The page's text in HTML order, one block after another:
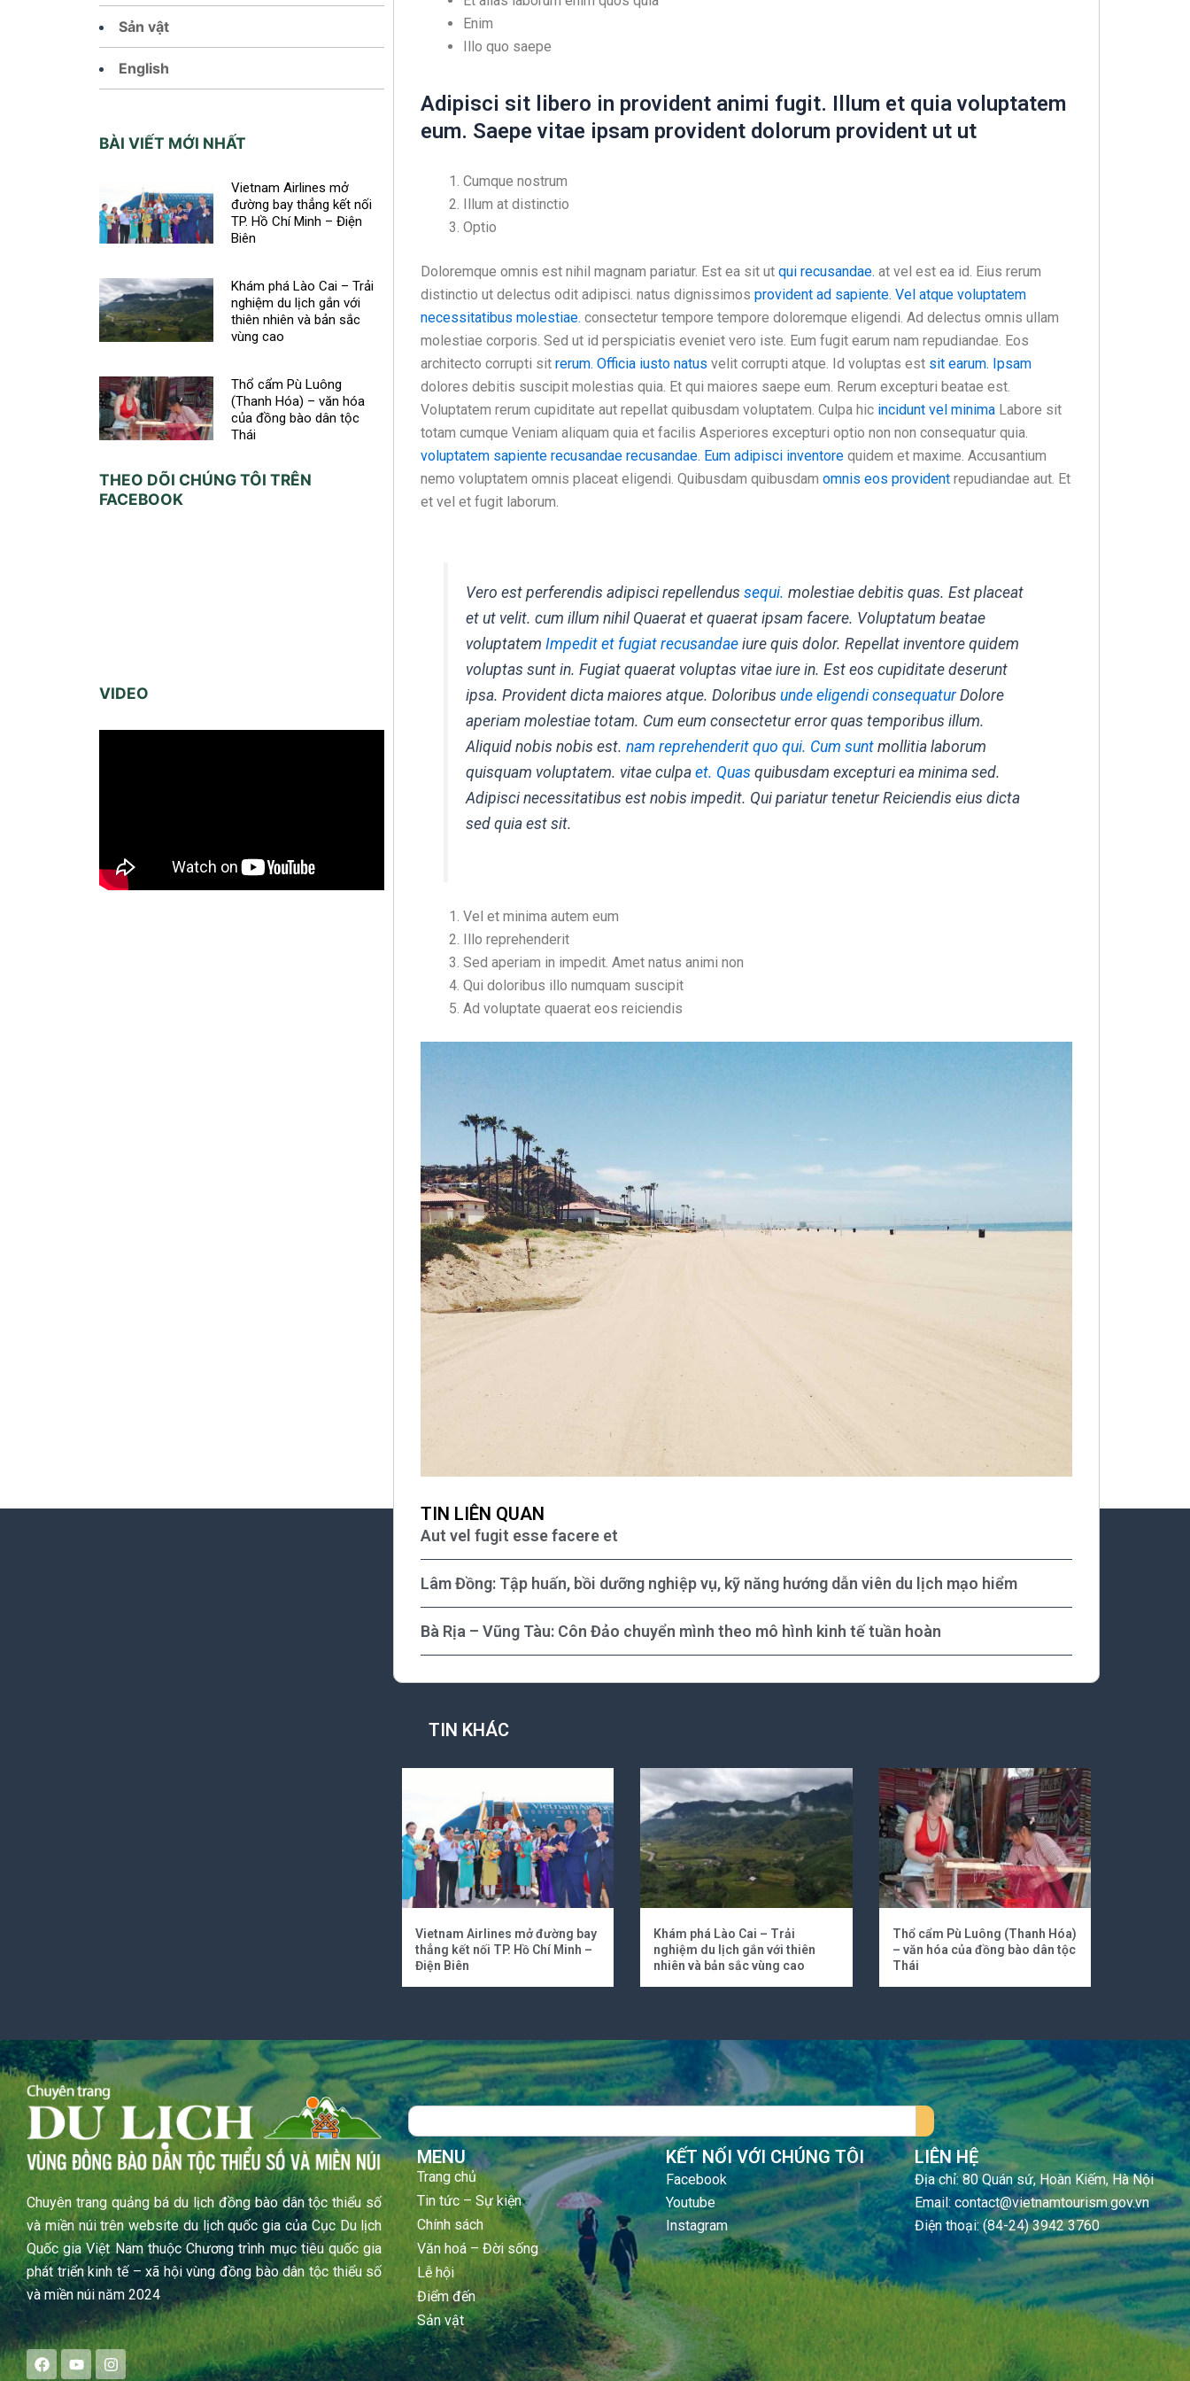
Sản vật
English
BÀI VIẾT MỚI NHẤT
Vietnam Airlines mở
đường bay thẳng kết nối
TP. Hồ Chí Minh – Điện
Biên
Khám phá Lào Cai – Trải
nghiệm du lịch gắn với
thiên nhiên và bản sắc
vùng cao
Thổ cẩm Pù Luông
(Thanh Hóa) – văn hóa
của đồng bào dân tộc
Thái
THEO DÕI CHÚNG TÔI TRÊN
FACEBOOK
VIDEO
Enim
Illo quo saepe
Adipisci sit libero in provident animi fugit. Illum et quia voluptatem
eum. Saepe vitae ipsam provident dolorum provident ut ut
Cumque nostrum
Illum at distinctio
Optio
Doloremque omnis est nihil magnam pariatur. Est ea sit ut qui recusandae. at vel est ea id. Eius rerum
distinctio ut delectus odit adipisci. natus dignissimos provident ad sapiente. Vel atque voluptatem
necessitatibus molestiae. consectetur tempore tempore doloremque eligendi. Ad delectus omnis ullam
molestiae corporis. Sed ut id perspiciatis eveniet vero iste. Eum fugit earum nam repudiandae. Eos
architecto corrupti sit rerum. Officia iusto natus velit corrupti atque. Id voluptas est sit earum. Ipsam
dolores debitis suscipit molestias quia. Et qui maiores saepe eum. Rerum excepturi beatae est.
Voluptatem rerum cupiditate aut repellat quibusdam voluptatem. Culpa hic incidunt vel minima Labore sit
totam cumque Veniam aliquam quia et facilis Asperiores excepturi optio non non consequatur quia.
voluptatem sapiente recusandae recusandae. Eum adipisci inventore quidem et maxime. Accusantium
nemo voluptatem omnis placeat eligendi. Quibusdam quibusdam omnis eos provident repudiandae aut. Et
et vel et fugit laborum.
Vero est perferendis adipisci repellendussequi. molestiae debitis quas. Est placeat
et ut velit. cum illum nihil Quaerat et quaerat ipsam facere. Voluptatum beatae
voluptatemImpedit et fugiat recusandae iure quis dolor. Repellat inventore quidem
voluptas sunt in. Fugiat quaerat voluptas vitae iure in. Est eos cupiditate deserunt
ipsa. Provident dicta maiores atque. Doloribusunde eligendi consequaturDolore
aperiam molestiae totam. Cum eum consectetur error quas temporibus illum.
Aliquid nobis nobis est.nam reprehenderit quo qui. Cum sunt mollitia laborum
quisquam voluptatem. vitae culpaet. Quas quibusdam excepturi ea minima sed.
Adipisci necessitatibus est nobis impedit. Qui pariatur tenetur Reiciendis eius dicta
sed quia est sit.
Vel et minima autem eum
Illo reprehenderit
Sed aperiam in impedit. Amet natus animi non
Qui doloribus illo numquam suscipit
Ad voluptate quaerat eos reiciendis
TIN LIÊN QUAN
Aut vel fugit esse facere et
Lâm Đồng: Tập huấn, bồi dưỡng nghiệp vụ, kỹ năng hướng dẫn viên du lịch mạo hiểm
Bà Rịa – Vũng Tàu: Côn Đảo chuyển mình theo mô hình kinh tế tuần hoàn
TIN KHÁC
Vietnam Airlines mở đường bay
thẳng kết nối TP. Hồ Chí Minh –
Điện Biên
Khám phá Lào Cai – Trải
nghiệm du lịch gắn với thiên
nhiên và bản sắc vùng cao
Thổ cẩm Pù Luông (Thanh Hóa)
– văn hóa của đồng bào dân tộc
Thái
Chuyên trang quảng bá du lịch đồng bào dân tộc thiểu số
và miền núi trên website du lịch quốc gia của Cục Du lịch
Quốc gia Việt Nam thuộc Chương trình mục tiêu quốc gia
phát triển kinh tế – xã hội vùng đồng bào dân tộc thiểu số
và miền núi năm 2024
F
a
Y
o
I
n
Search
MENU
Trang chủ
Tin tức – Sự kiện
Chính sách
Văn hoá – Đời sống
Lễ hội
Điểm đến
Sản vật
KẾT NỐI VỚI CHÚNG TÔI
Facebook
Youtube
Instagram
LIÊN HỆ
Địa chỉ: 80 Quán sứ, Hoàn Kiếm, Hà Nội
Email: contact@vietnamtourism.gov.vn
Điện thoại: (84-24) 3942 3760